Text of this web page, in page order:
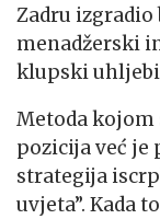
Zadru izgradio
menadžerski
klupski
Metoda kojom
pozicija već je
strategija
uvjeta”. Kada